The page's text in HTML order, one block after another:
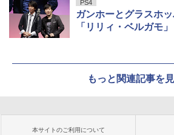
PS4
ガンホーとグラスホ
「リリィ・ベルガモ」
もっと関連記事を
本サイトのご利用について